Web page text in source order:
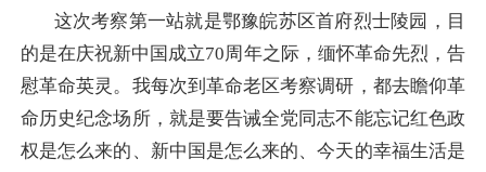
这次考察第一站就是鄂豫皖苏区首府烈士陵园，目
的是在庆祝新中国成立70周年之际，缅怀革命先烈，告
慰革命英灵。我每次到革命老区考察调研，都去瞻仰革
命历史纪念场所，就是要告诫全党同志不能忘记红色政
权是怎么来的、新中国是怎么来的、今天的幸福生活是